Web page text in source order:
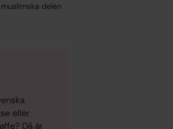
delen
eller
Då är